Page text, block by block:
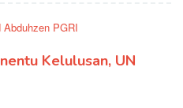
Kelulusan, UN